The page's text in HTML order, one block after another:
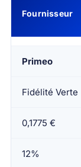
Fournisseur
Primeo
Fidélité Verte
0,1775 €
12%